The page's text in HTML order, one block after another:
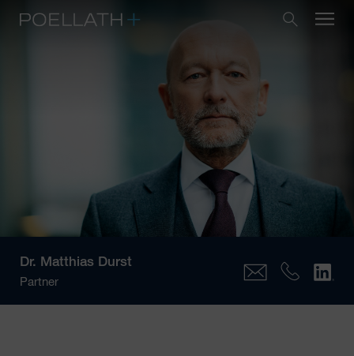
Dr. Matthias Durst
Partner